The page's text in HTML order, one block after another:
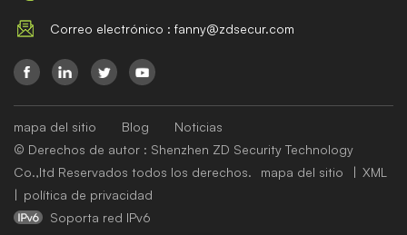
Correo electrónico : fanny@zdsecur.com
mapa del sitio Blog
Noticias
© Derechos de autor : Shenzhen ZD Security Technology
Co.,ltd Reservados todos los derechos.
mapa del sitio | XML
| política de privacidad
Soporta red IPv6